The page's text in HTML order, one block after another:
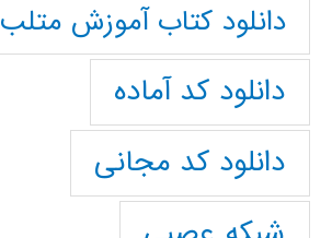
دانلود کتاب آموزش متلب
دانلود کد آماده
دانلود کد مجانی